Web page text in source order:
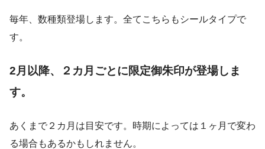
毎年、数種類登場します。全てこちらもシールタイプで
す。
2月以降、２カ月ごとに限定御朱印が登場しま
す。
あくまで２カ月は目安です。時期によっては１ヶ月で変わ
る場合もあるかもしれません。